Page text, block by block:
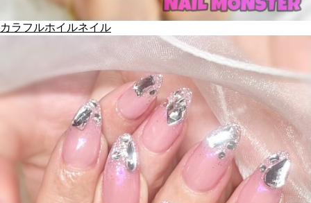
カラフルホイルネイル